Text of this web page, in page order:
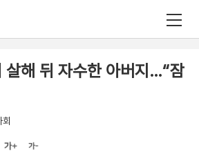
살해 뒤 자수한 아버지…“잠
회